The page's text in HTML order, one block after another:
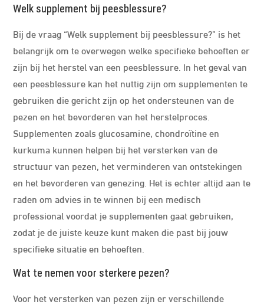
Welk supplement bij peesblessure?
Bij de vraag “Welk supplement bij peesblessure?” is het
belangrijk om te overwegen welke specifieke behoeften er
zijn bij het herstel van een peesblessure. In het geval van
een peesblessure kan het nuttig zijn om supplementen te
gebruiken die gericht zijn op het ondersteunen van de
pezen en het bevorderen van het herstelproces.
Supplementen zoals glucosamine, chondroïtine en
kurkuma kunnen helpen bij het versterken van de
structuur van pezen, het verminderen van ontstekingen
en het bevorderen van genezing. Het is echter altijd aan te
raden om advies in te winnen bij een medisch
professional voordat je supplementen gaat gebruiken,
zodat je de juiste keuze kunt maken die past bij jouw
specifieke situatie en behoeften.
Wat te nemen voor sterkere pezen?
Voor het versterken van pezen zijn er verschillende